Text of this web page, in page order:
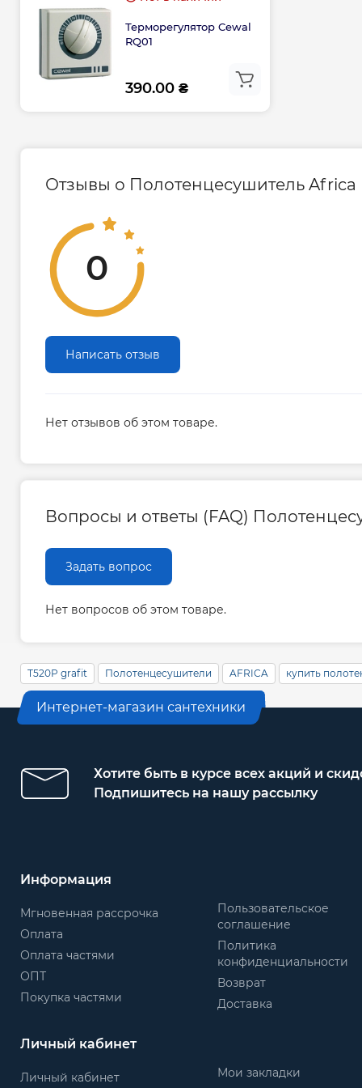
- Дюбеля для крепления панели на стену;
- Паспорт.
Терморегулятор Cewal
RQ01
390.00 ₴
Отзывы о Полотенцесушитель Africa
0
Написать отзыв
Нет отзывов об этом товаре.
Вопросы и ответы (FAQ)
Задать вопрос
Нет вопросов об этом товаре.
T520P grafit Полотенцесушители AFRICA купить
Интернет-магазин сантехники
Хотите быть в курсе всех акций и
Подпишитесь на нашу рассылку
Информация
Мгновенная рассрочка
Оплата
Оплата частями
ОПТ
Покупка частями
Пользовательское
соглашение
Политика
конфиденциальности
Возврат
Доставка
Личный кабинет
Личный кабинет
Мои закладки